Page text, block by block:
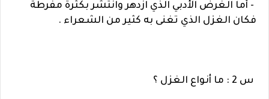
- أما الغرض الأدبي الذي ازدهر وانتشر بكثرة مفرطة
فكان الغزل الذي تغنى به كثير من الشعراء .
س 2 : ما أنواع الغزل ؟